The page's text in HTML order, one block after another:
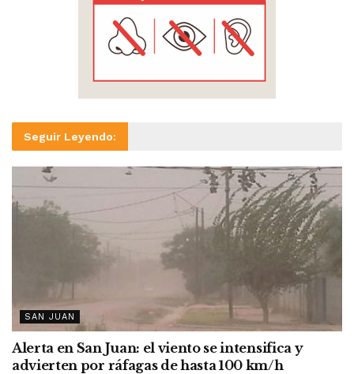
Seguir Leyendo:
SAN JUAN
Alerta en San Juan: el viento se intensifica y
advierten por ráfagas de hasta 100 km/h